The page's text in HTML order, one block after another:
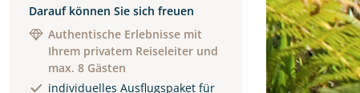
Darauf können Sie sich freuen
Authentische Erlebnisse mit
Ihrem privatem Reiseleiter und
max. 8 Gästen
individuelles Ausflugspaket für